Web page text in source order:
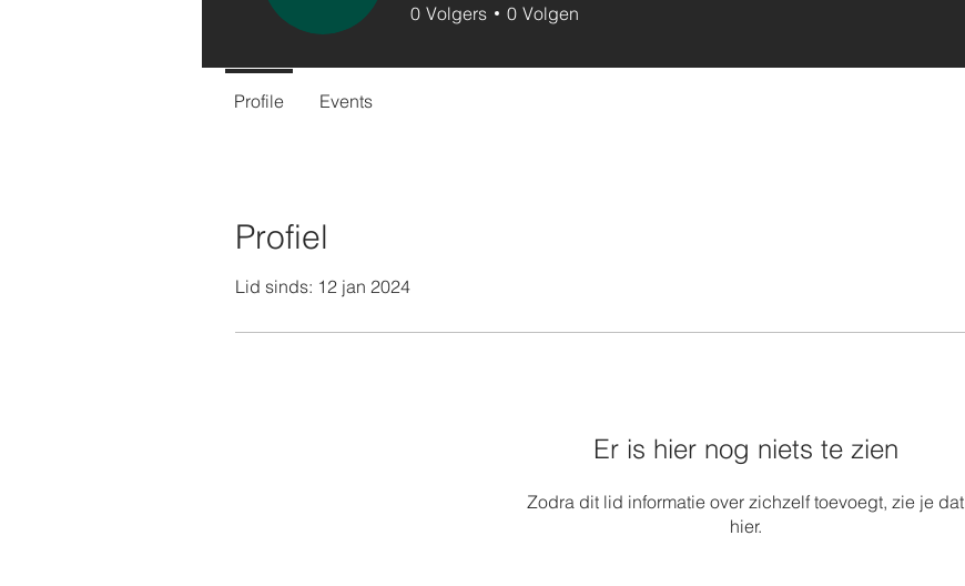
Profiel
Lid sinds: 12 jan 2024
Er is hier nog niets te zien
Zodra dit lid informatie over zichzelf toevoegt, zie je dat
hier.
0 Volgers 0 Volgen
Profile Events